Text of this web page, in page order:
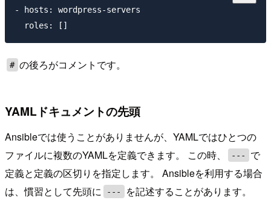
- hosts: wordpress-servers
# の後ろがコメントです。
YAMLドキュメントの先頭
Ansibleでは使うことがありませんが、YAMLではひとつの
ファイルに複数のYAMLを定義できます。 この時、
---
で
定義と定義の区切りを指定します。 Ansibleを利用する場合
は、慣習として先頭に
--- を記述することがあります。